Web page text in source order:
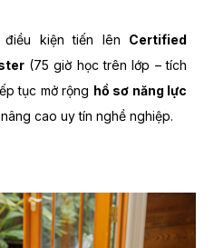
điều kiện tiến lên Certified
(75 giờ học trên lớp – tích
tục mở rộng hồ sơ năng lực
cao uy tín nghề nghiệp.